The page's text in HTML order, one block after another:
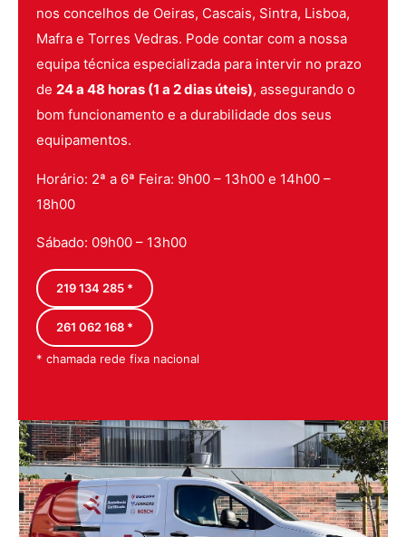
nos concelhos de Oeiras, Cascais, Sintra, Lisboa,
Mafra e Torres Vedras. Pode contar com a nossa
equipa técnica especializada para intervir no prazo
de 24 a 48 horas (1 a 2 dias úteis), assegurando o
bom funcionamento e a durabilidade dos seus
equipamentos.
Horário: 2ª a 6ª Feira: 9h00 – 13h00 e 14h00 –
18h00
Sábado: 09h00 – 13h00
219 134 285 *
261 062 168 *
* chamada rede fixa nacional